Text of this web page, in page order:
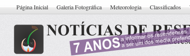
Página Inicial Galeria Fotográfica Meteorologia Classificados